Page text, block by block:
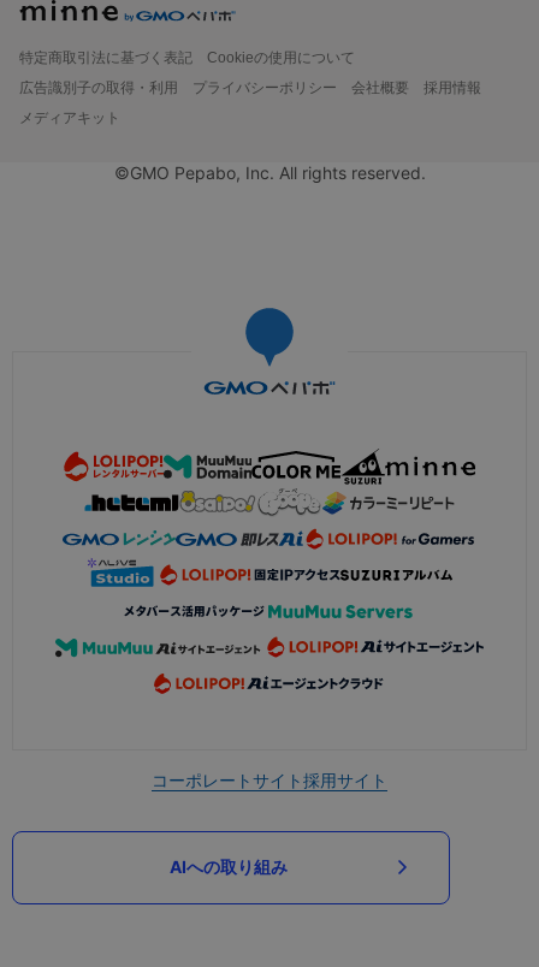
特定商取引法に基づく表記
Cookieの使用について
広告識別子の取得・利用
プライバシーポリシー 会社概要
採用情報
メディアキット
©GMO Pepabo, Inc. All rights reserved.
コーポレートサイト採用サイト
AIへの取り組み